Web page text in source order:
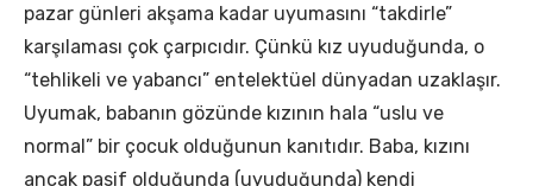
pazar günleri akşama kadar uyumasını “takdirle”
karşılaması çok çarpıcıdır. Çünkü kız uyuduğunda, o
“tehlikeli ve yabancı” entelektüel dünyadan uzaklaşır.
Uyumak, babanın gözünde kızının hala “uslu ve
normal” bir çocuk olduğunun kanıtıdır. Baba, kızını
ancak pasif olduğunda (uyuduğunda) kendi